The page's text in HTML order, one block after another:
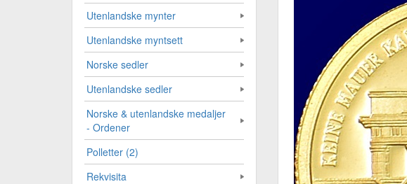
Utenlandske mynter
Utenlandske myntsett
Norske sedler
Utenlandske sedler
Norske & utenlandske medaljer
- Ordener
Polletter (2)
Rekvisita